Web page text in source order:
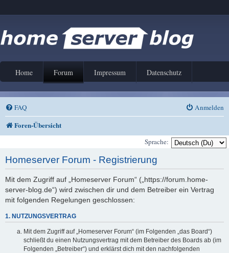
Home Forum Impressum Datenschutz
FAQ Anmelden
Foren-Übersicht
Sprache:
Homeserver Forum - Registrierung
Mit dem Zugriff auf „Homeserver Forum“ („https://forum.home-
server-blog.de“) wird zwischen dir und dem Betreiber ein Vertrag
mit folgenden Regelungen geschlossen:
1. NUTZUNGSVERTRAG
Mit dem Zugriff auf „Homeserver Forum“ (im Folgenden „das Board“)
schließt du einen Nutzungsvertrag mit dem Betreiber des Boards ab (im
Folgenden „Betreiber“) und erklärst dich mit den nachfolgenden